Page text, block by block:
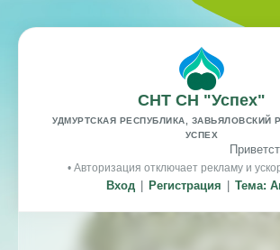
СНТ СН "Успех"
УДМУРТСКАЯ РЕСПУБЛИКА, ЗАВЬЯЛОВСКИЙ
УСПЕХ
• Авторизация отключает рекламу и
Вход Регистрация Тема: